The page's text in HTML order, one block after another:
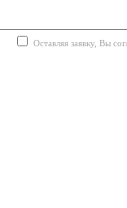
Оставляя заявку, Вы